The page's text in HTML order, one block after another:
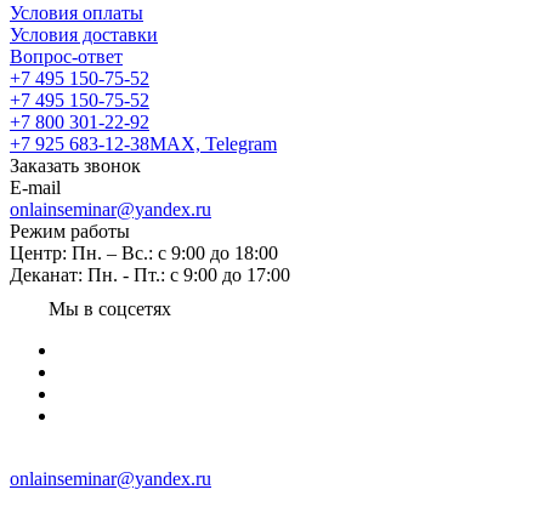
Условия оплаты
Условия доставки
Вопрос-ответ
+7 495 150-75-52
+7 495 150-75-52
+7 800 301-22-92
+7 925 683-12-38MAX, Telegram
Заказать звонок
E-mail
onlainseminar@yandex.ru
Режим работы
Центр: Пн. – Вс.: с 9:00 до 18:00
Деканат: Пн. - Пт.: с 9:00 до 17:00
Мы в соцсетях
onlainseminar@yandex.ru